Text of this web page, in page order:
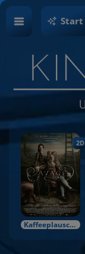
Start
2D
Kaffeeplausch & Kinozauber